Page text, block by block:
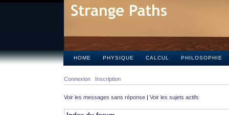
HOME PHYSIQUE CALCUL PHILOSOPHIE
Connexion Inscription
Voir les messages sans réponse | Voir les sujets actifs